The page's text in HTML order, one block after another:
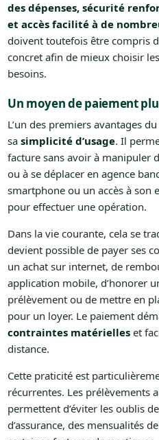
des dépenses, sécurité
et accès facilité à de
doivent toutefois être compris
concret afin de mieux choisir
besoins.
Un moyen de paiement
L’un des premiers avantages
sa simplicité d’usage. Il
facture sans avoir à manipuler
ou à se déplacer en agence
smartphone ou un accès à son
pour effectuer une opération.
Dans la vie courante, cela se
devient possible de payer ses
un achat sur internet, de
application mobile, d’honorer
prélèvement ou de mettre en
pour un loyer. Le paiement
contraintes matérielleset
distance.
Cette praticité est
récurrentes. Les prélèvements
permettent d’éviter les oublis
d’assurance, des mensualités